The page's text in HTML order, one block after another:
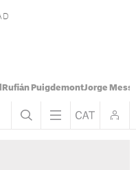
Rufián PuigdemontJorge Messi